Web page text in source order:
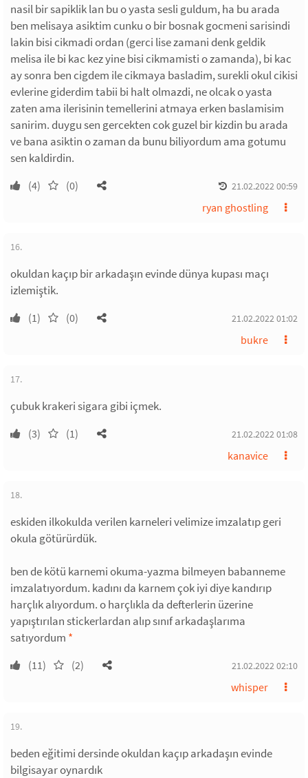
nasil bir sapiklik lan bu o yasta sesli guldum, ha bu arada
ben melisaya asiktim cunku o bir bosnak gocmeni sarisindi
lakin bisi cikmadi ordan (gerci lise zamani denk geldik
melisa ile bi kac kez yine bisi cikmamisti o zamanda), bi kac
ay sonra ben cigdem ile cikmaya basladim, surekli okul cikisi
evlerine giderdim tabii bi halt olmazdi, ne olcak o yasta
zaten ama ilerisinin temellerini atmaya erken baslamisim
sanirim. duygu sen gercekten cok guzel bir kizdin bu arada
ve bana asiktin o zaman da bunu biliyordum ama gotumu
sen kaldirdin.
(4) (0) 21.02.2022 00:59
ryan ghostling
16.
okuldan kaçıp bir arkadaşın evinde dünya kupası maçı
izlemiştik.
(1) (0) 21.02.2022 01:02
bukre
17.
çubuk krakeri sigara gibi içmek.
(3) (1) 21.02.2022 01:08
kanavice
18.
eskiden ilkokulda verilen karneleri velimize imzalatıp geri
okula götürürdük.
ben de kötü karnemi okuma-yazma bilmeyen babanneme
imzalatıyordum. kadını da karnem çok iyi diye kandırıp
harçlık alıyordum. o harçlıkla da defterlerin üzerine
yapıştırılan stickerlardan alıp sınıf arkadaşlarıma
satıyordum *
(11) (2) 21.02.2022 02:10
whisper
19.
beden eğitimi dersinde okuldan kaçıp arkadaşın evinde
bilgisayar oynardık